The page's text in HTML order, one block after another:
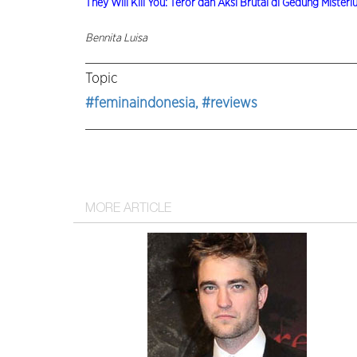
They Will Kill You: Teror dan Aksi Brutal di Gedung
Bennita Luisa
Topic
#feminaindonesia, #reviews
MORE ARTICLE